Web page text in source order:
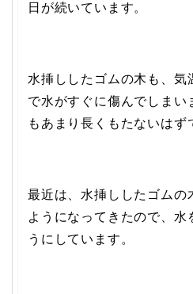
日が続いています。
水挿ししたゴムの木も、気
で水がすぐに傷んでしまい
もあまり長くもたないはず
最近は、水挿ししたゴムの
ようになってきたので、水
うにしています。